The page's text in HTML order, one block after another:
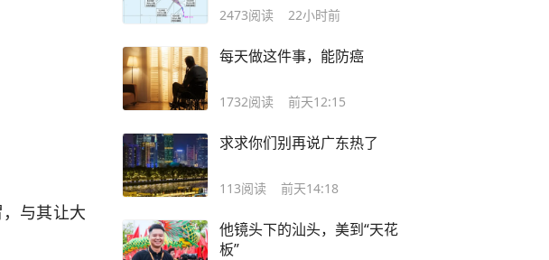
与其让大
2473阅读 22小时前
每天做这件事，能防癌
1732阅读 前天12:15
求求你们别再说广东热了
113阅读 前天14:18
他镜头下的汕头，美到“天花
板”